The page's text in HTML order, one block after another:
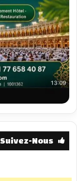
Suivez-Nous